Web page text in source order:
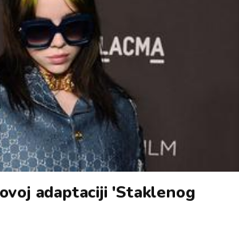
adaptaciji 'Staklenog